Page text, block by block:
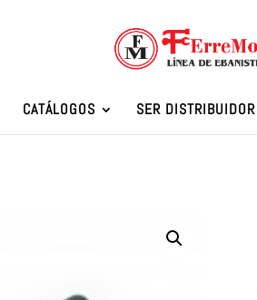
CATÁLOGOS SER DISTRIBUIDOR